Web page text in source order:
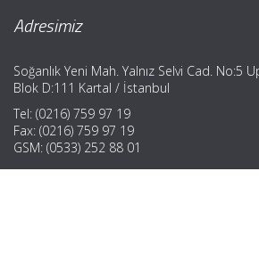
Adresimiz
Soğanlık Yeni Mah. Yalnız Selvi Cad. No:5
Blok D:111 Kartal / İstanbul
Tel: (0216) 759 97 19
Fax: (0216) 759 97 19
GSM: (0533) 252 88 01